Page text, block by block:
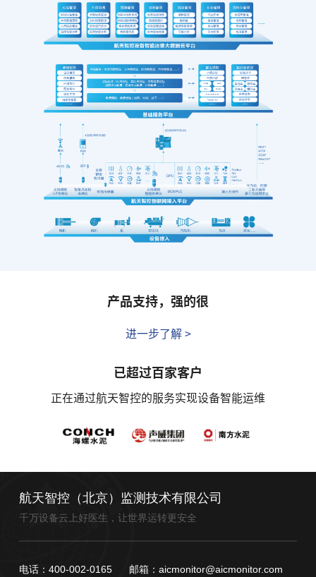
产品支持，强的很
进一步了解 >
已超过百家客户
正在通过航天智控的服务实现设备智能运维
航天智控（北京）监测技术有限公司
千万设备云上好医生，让世界运转更安全
电话：400-002-0165 邮箱：aicmonitor@aicmonitor.com